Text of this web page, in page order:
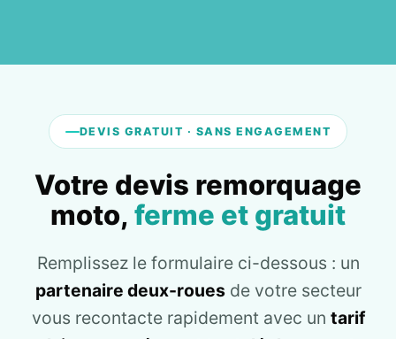
DEVIS GRATUIT · SANS ENGAGEMENT
Votre devis remorquage
moto, ferme et gratuit
Remplissez le formulaire ci-dessous : un
partenaire deux-rouesde votre secteur
vous recontacte rapidement avec un tarif